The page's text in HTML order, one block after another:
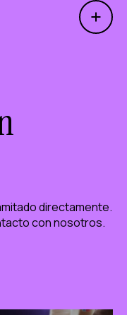
Open
directamente.
con nosotros.